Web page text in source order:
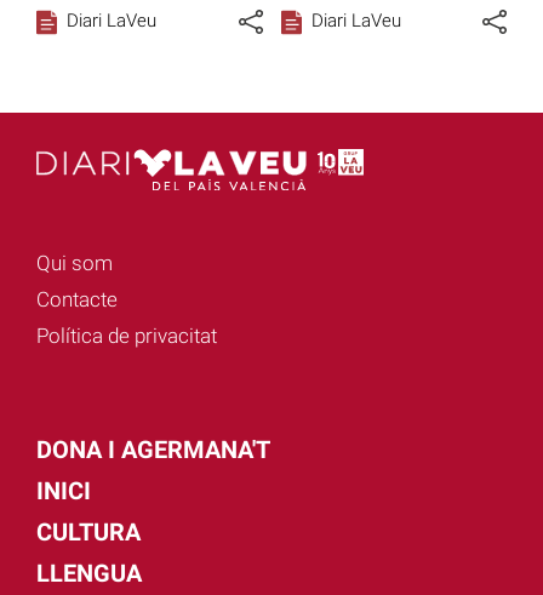
Diari LaVeu Diari LaVeu
Qui som
Contacte
Política de privacitat
DONA I AGERMANA'T
INICI
CULTURA
LLENGUA